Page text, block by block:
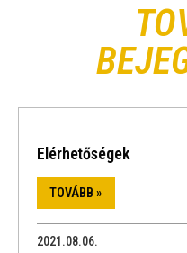
Elérhetőségek
TOVÁBB »
2021.08.06.